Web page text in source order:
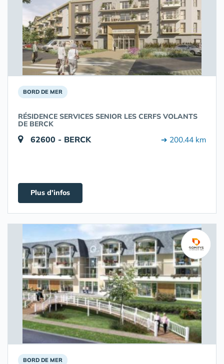
BORD DE MER
RÉSIDENCE SERVICES SENIOR LES CERFS VOLANTS
DE BERCK
62600 - BERCK ➔ 200.44 km
Plus d'infos
BORD DE MER